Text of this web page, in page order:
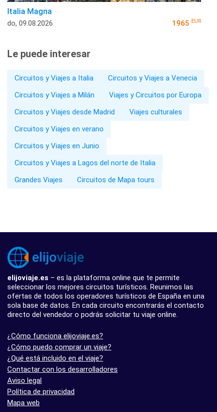
Italia Magna
do, 09.08.2026 1965 EUR
Le puede interesar
Circuitos y Viajes a Italia
Circuitos y Viajes a Venecia
Circuitos y Viajes a Milán
Viajes y Circuitos por Europa
Circuitos y Viajes desde Madrid
Viajes culturales
Circuitos y Viajes en verano
Circuitos y Viajes en Junio
Circuitos y Viajes a Lagos del norte de Italia
Grandes Viajes
Circuitos de Mapa tours
elijoviaje.es – es la plataforma online que te permite
seleccionar los mejores circuitos turísticos. Reunimos las
ofertas de todos los operadores turísticos de España en una
sola base de datos. En cada circuito encontrarás el contacto
directo del vendedor o podrás solicitar tu viaje online.
¿Cómo funciona elijoviaje.es?
¿Cómo puedo comprar un viaje?
¿Qué está incluido en el viaje?
Contactar con los desarrolladores
Aviso legal
Política de privacidad
Mapa web